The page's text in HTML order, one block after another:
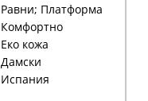
Равни; Платформа
Комфортно
Еко кожа
Дамски
Испания